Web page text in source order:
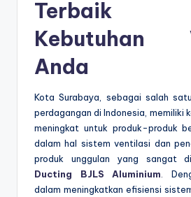
Terbaik
Kebutuhan
Anda
Kota Surabaya, sebagai salah
perdagangan di Indonesia, memiliki
meningkat untuk produk-produk
dalam hal sistem ventilasi dan
produk unggulan yang sangat
Ducting BJLS Aluminium
dalam meningkatkan efisiensi